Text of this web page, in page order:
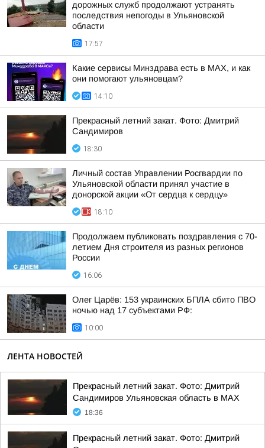
дорожных служб продолжают устранять
последствия непогоды в Ульяновской
области
17:57
Какие сервисы Минздрава есть в МАХ, и как
они помогают ульяновцам?
14:10
Прекрасный летний закат. Фото: Дмитрий
Сандимиров
18:30
Личный состав Управлении Росгвардии по
Ульяновской области принял участие в
донорской акции «От сердца к сердцу»
18:10
Продолжаем публиковать поздравления с 70-
летием Дня строителя из разных регионов
России
16:06
Олег Царёв: 153 украинских БПЛА сбито ПВО
ночью над 17 субъектами РФ:
10:00
ЛЕНТА НОВОСТЕЙ
Прекрасный летний закат. Фото: Дмитрий
Сандимиров Ульяновская область в MAX
18:36
Прекрасный летний закат. Фото: Дмитрий